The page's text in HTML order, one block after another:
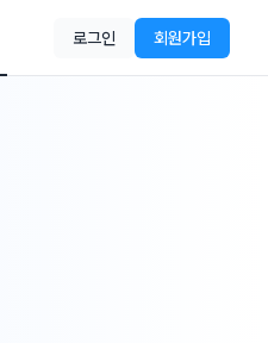
로그인 회원가입